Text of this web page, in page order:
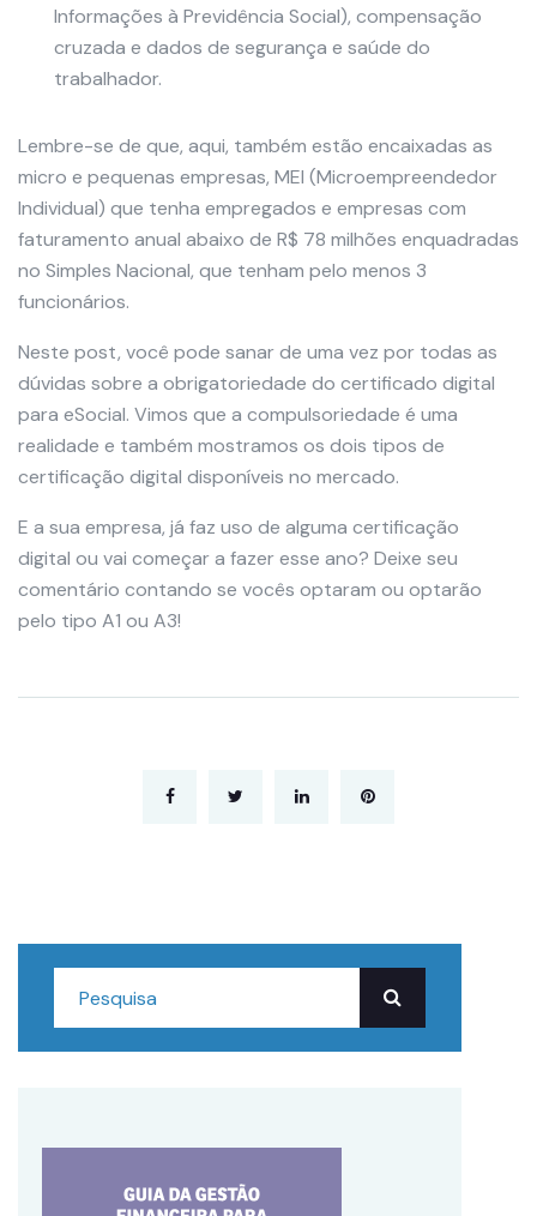
Informações à Previdência Social), compensação
cruzada e dados de segurança e saúde do
trabalhador.
Lembre-se de que, aqui, também estão encaixadas as
micro e pequenas empresas, MEI (Microempreendedor
Individual) que tenha empregados e empresas com
faturamento anual abaixo de R$ 78 milhões enquadradas
no Simples Nacional, que tenham pelo menos 3
funcionários.
Neste post, você pode sanar de uma vez por todas as
dúvidas sobre a obrigatoriedade do certificado digital
para eSocial. Vimos que a compulsoriedade é uma
realidade e também mostramos os dois tipos de
certificação digital disponíveis no mercado.
E a sua empresa, já faz uso de alguma certificação
digital ou vai começar a fazer esse ano? Deixe seu
comentário contando se vocês optaram ou optarão
pelo tipo A1 ou A3!